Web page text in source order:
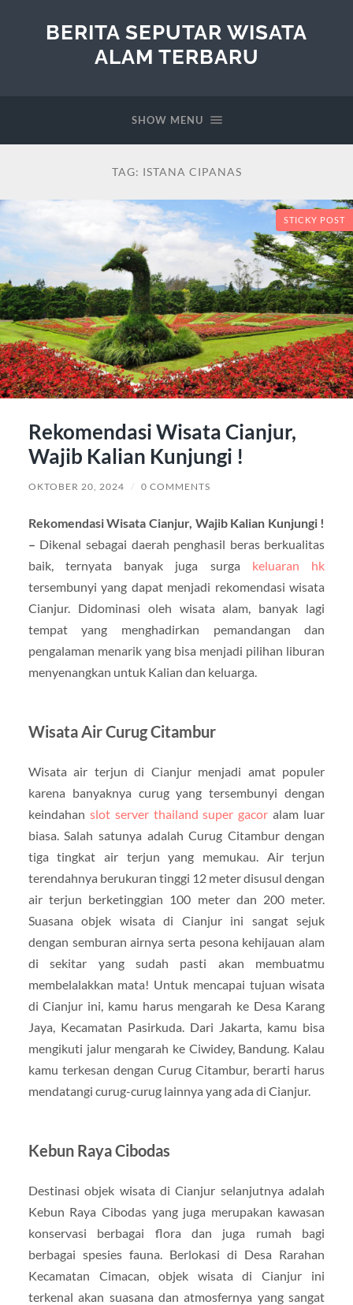
BERITA SEPUTAR WISATA
ALAM TERBARU
SHOW MENU
TAG: ISTANA CIPANAS
STICKY POST
Rekomendasi Wisata Cianjur,
Wajib Kalian Kunjungi !
OKTOBER 20, 2024 / 0 COMMENTS
Rekomendasi Wisata Cianjur, Wajib Kalian Kunjungi !
– Dikenal sebagai daerah penghasil beras berkualitas
baik, ternyata banyak juga surga keluaran hk
tersembunyi yang dapat menjadi rekomendasi wisata
Cianjur. Didominasi oleh wisata alam, banyak lagi
tempat yang menghadirkan pemandangan dan
pengalaman menarik yang bisa menjadi pilihan liburan
menyenangkan untuk Kalian dan keluarga.
Wisata Air Curug Citambur
Wisata air terjun di Cianjur menjadi amat populer
karena banyaknya curug yang tersembunyi dengan
keindahan slot server thailand super gacor alam luar
biasa. Salah satunya adalah Curug Citambur dengan
tiga tingkat air terjun yang memukau. Air terjun
terendahnya berukuran tinggi 12 meter disusul dengan
air terjun berketinggian 100 meter dan 200 meter.
Suasana objek wisata di Cianjur ini sangat sejuk
dengan semburan airnya serta pesona kehijauan alam
di sekitar yang sudah pasti akan membuatmu
membelalakkan mata! Untuk mencapai tujuan wisata
di Cianjur ini, kamu harus mengarah ke Desa Karang
Jaya, Kecamatan Pasirkuda. Dari Jakarta, kamu bisa
mengikuti jalur mengarah ke Ciwidey, Bandung. Kalau
kamu terkesan dengan Curug Citambur, berarti harus
mendatangi curug-curug lainnya yang ada di Cianjur.
Kebun Raya Cibodas
Destinasi objek wisata di Cianjur selanjutnya adalah
Kebun Raya Cibodas yang juga merupakan kawasan
konservasi berbagai flora dan juga rumah bagi
berbagai spesies fauna. Berlokasi di Desa Rarahan
Kecamatan Cimacan, objek wisata di Cianjur ini
terkenal akan suasana dan atmosfernya yang sangat